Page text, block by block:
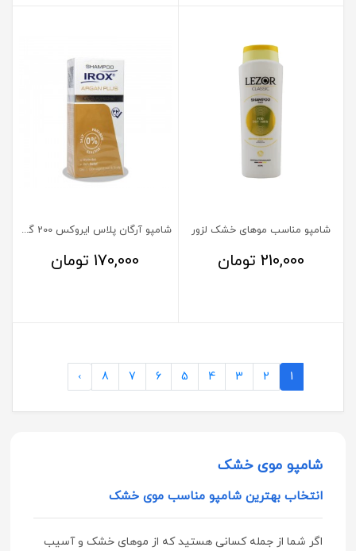
شامپو مناسب موهای خشک لزور
210,000 تومان
شامپو آرگان پلاس ایروکس 200 گرم
170,000 تومان
1
2
3
4
5
6
7
8
›
شامپو موی خشک
انتخاب بهترین شامپو مناسب موی خشک
اگر شما از جمله کسانی هستید که از موهای خشک و آسیب